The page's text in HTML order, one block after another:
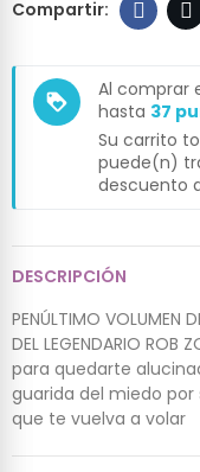
loyalty
Al comprar
hasta 37
Su carrito
puede(n)
descuento
DESCRIPCIÓN
PENÚLTIMO VOLUMEN
DEL LEGENDARIO
para quedarte
guarida del miedo
que te vuelva a volar